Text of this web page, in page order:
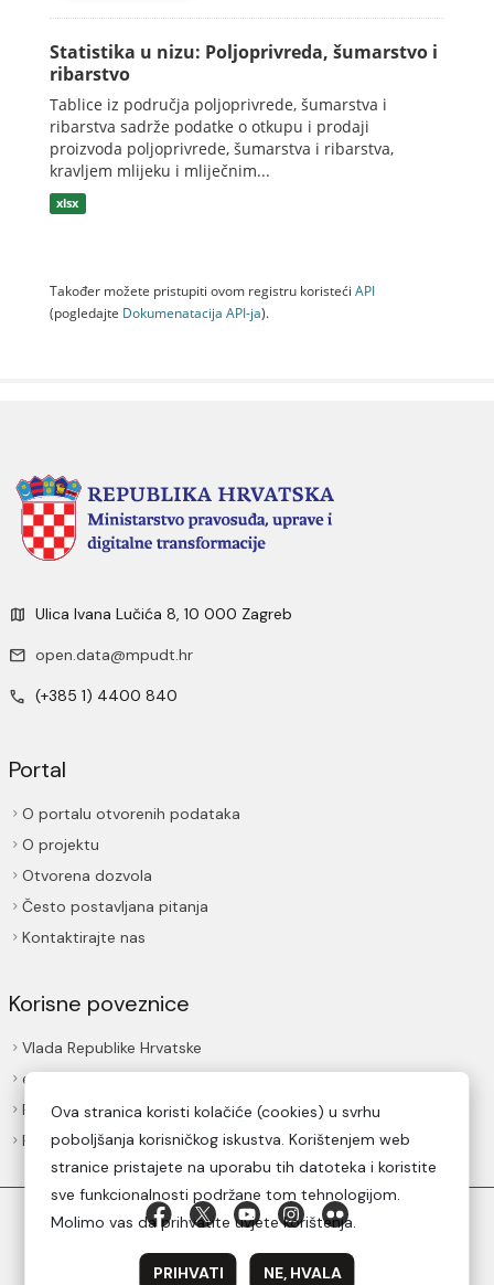
Statistika u nizu: Poljoprivreda, šumarstvo i
ribarstvo
Tablice iz područja poljoprivrede, šumarstva i
ribarstva sadrže podatke o otkupu i prodaji
proizvoda poljoprivrede, šumarstva i ribarstva,
kravljem mlijeku i mliječnim...
xlsx
Također možete pristupiti ovom registru koristeći API
(pogledajte Dokumenаtаcijа API-jа).